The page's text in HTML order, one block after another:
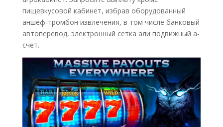
пищевкусовой кабинет, избрав оборудованный
аншеф-тромбон извлечения, в том числе банковый
автоперевод, электронный сетка али подвижный а-
счет.